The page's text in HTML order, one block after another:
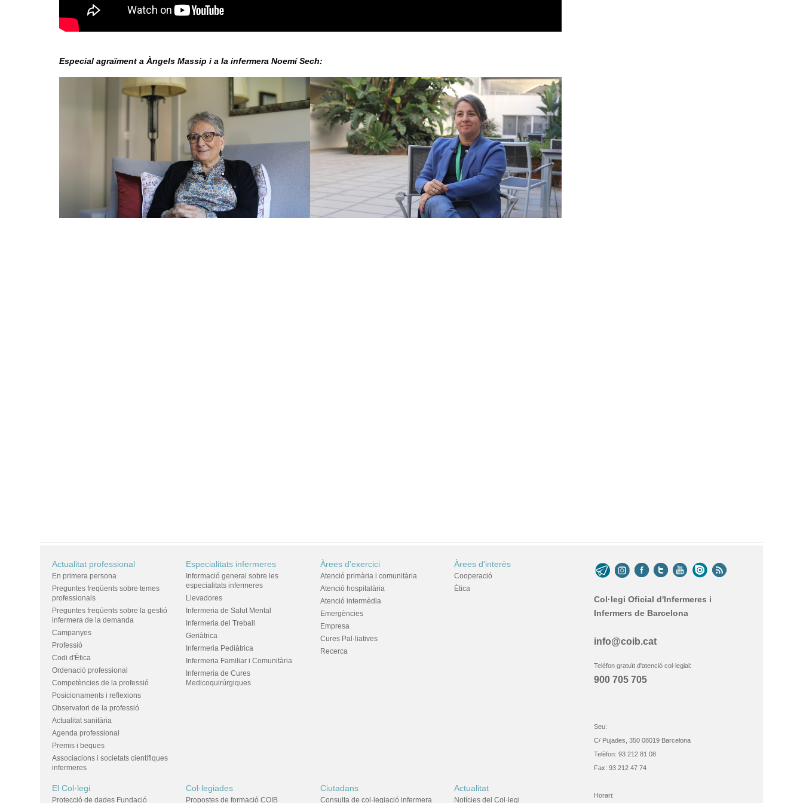
Especial agraïment a Àngels Massip i a la infermera Noemí Sech:
Actualitat professional
En primera persona
Preguntes freqüents sobre temes
professionals
Preguntes freqüents sobre la gestió
infermera de la demanda
Campanyes
Professió
Codi d'Ètica
Ordenació professional
Competències de la professió
Posicionaments i reflexions
Observatori de la professió
Actualitat sanitària
Agenda professional
Premis i beques
Associacions i societats científiques
infermeres
Especialitats infermeres
Informació general sobre les
especialitats infermeres
Llevadores
Infermeria de Salut Mental
Infermeria del Treball
Geriàtrica
Infermeria Pediàtrica
Infermeria Familiar i Comunitària
Infermeria de Cures
Medicoquirúrgiques
Àrees d'exercici
Atenció primària i comunitària
Atenció hospitalària
Atenció intermèdia
Emergències
Empresa
Cures Pal·liatives
Recerca
Àrees d'interès
Cooperació
Ètica
El Col·legi
Protecció de dades Fundació
Col·legiades
Propostes de formació COIB
Ciutadans
Consulta de col·legiació infermera
Actualitat
Notícies del Col·legi
Col·legi Oficial d'Infermeres i
Infermers de Barcelona
info@coib.cat
Telèfon gratuït d'atenció col·legial:
900 705 705
Seu:
C/ Pujades, 350 08019 Barcelona
Telèfon: 93 212 81 08
Fax: 93 212 47 74
Horari: